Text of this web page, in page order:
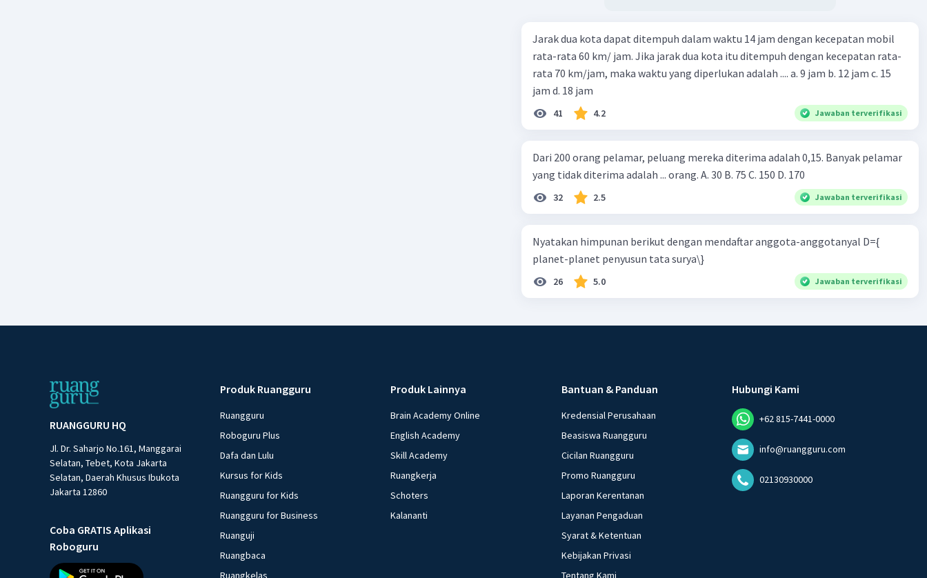
Jarak dua kota dapat ditempuh dalam waktu 14 jam dengan kecepatan mobil
rata-rata 60 km/ jam. Jika jarak dua kota itu ditempuh dengan kecepatan rata-
rata 70 km/jam, maka waktu yang diperlukan adalah .... a. 9 jam b. 12 jam c. 15
jam d. 18 jam
41 4.2 Jawaban terverifikasi
Dari 200 orang pelamar, peluang mereka diterima adalah 0,15. Banyak pelamar
yang tidak diterima adalah ... orang. A. 30 B. 75 C. 150 D. 170
32 2.5 Jawaban terverifikasi
Nyatakan himpunan berikut dengan mendaftar anggota-anggotanyal D={
planet-planet penyusun tata surya\}
26 5.0 Jawaban terverifikasi
RUANGGURU HQ
Jl. Dr. Saharjo No.161, Manggarai
Selatan, Tebet, Kota Jakarta
Selatan, Daerah Khusus Ibukota
Jakarta 12860
Coba GRATIS Aplikasi
Roboguru
Produk Ruangguru
Ruangguru
Roboguru Plus
Dafa dan Lulu
Kursus for Kids
Ruangguru for Kids
Ruangguru for Business
Ruanguji
Ruangbaca
Ruangkelas
Produk Lainnya
Brain Academy Online
English Academy
Skill Academy
Ruangkerja
Schoters
Kalananti
Bantuan & Panduan
Kredensial Perusahaan
Beasiswa Ruangguru
Cicilan Ruangguru
Promo Ruangguru
Laporan Kerentanan
Layanan Pengaduan
Syarat & Ketentuan
Kebijakan Privasi
Tentang Kami
Hubungi Kami
+62 815-7441-0000
info@ruangguru.com
02130930000